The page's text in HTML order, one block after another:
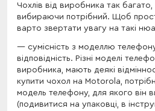
Чохлів від виробника так
вибираючи потрібний. Щоб
варто звертати увагу на такі
сумісність з моделлю
відповідність. Різні моделі
виробника, мають деякі
купити чохол на Motorola,
модель телефону, для якого він
(подивитися на упаковці, в